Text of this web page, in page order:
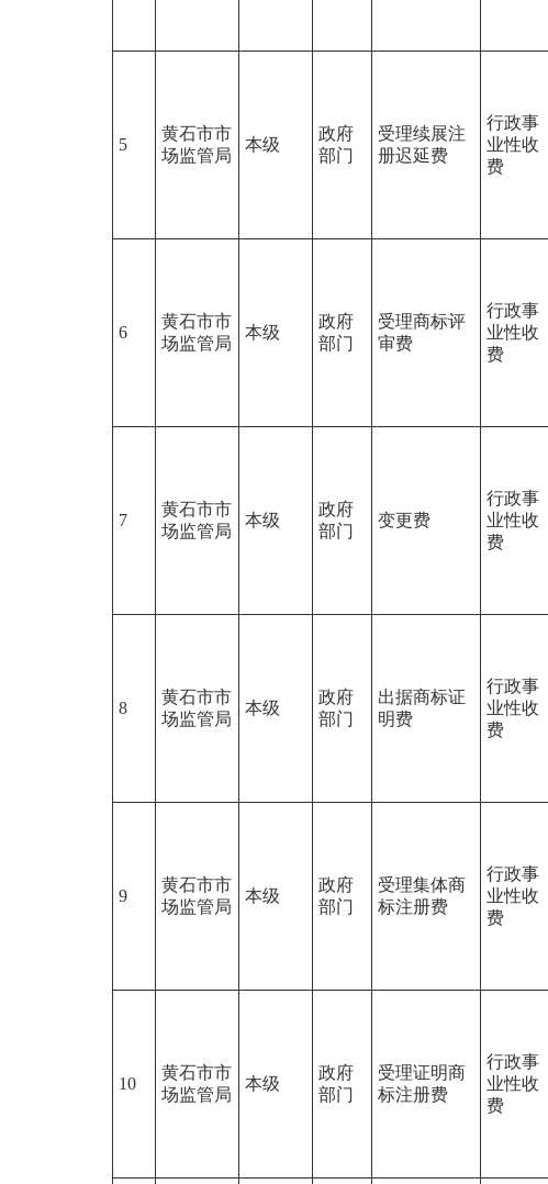
5
黄石市市
场监管局
本级
政府
部门
受理续展注
册迟延费
行政事
业性收
费
6
黄石市市
场监管局
本级
政府
部门
受理商标评
审费
行政事
业性收
费
7
黄石市市
场监管局
本级
政府
部门
变更费
行政事
业性收
费
8
黄石市市
场监管局
本级
政府
部门
出据商标证
明费
行政事
业性收
费
9
黄石市市
场监管局
本级
政府
部门
受理集体商
标注册费
行政事
业性收
费
10
黄石市市
场监管局
本级
政府
部门
受理证明商
标注册费
行政事
业性收
费